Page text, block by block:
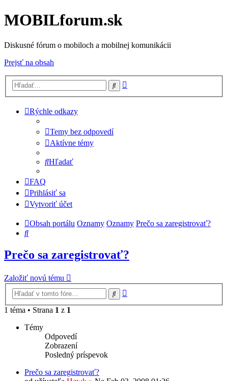
MOBILforum.sk
Diskusné fórum o mobiloch a mobilnej komunikácii
Prejsť na obsah
Hľadať
Rýchle odkazy
Temy bez odpovedí
Aktívne témy
Hľadať
FAQ
Prihlásiť sa
Vytvoriť účet
Obsah portálu Oznamy Oznamy Prečo sa zaregistrovať?
Hľadať
Prečo sa zaregistrovať?
Založiť novú tému
Hľadať
1 téma • Strana 1 z 1
Témy
Odpovedí
Zobrazení
Posledný príspevok
Prečo sa zaregistrovať?